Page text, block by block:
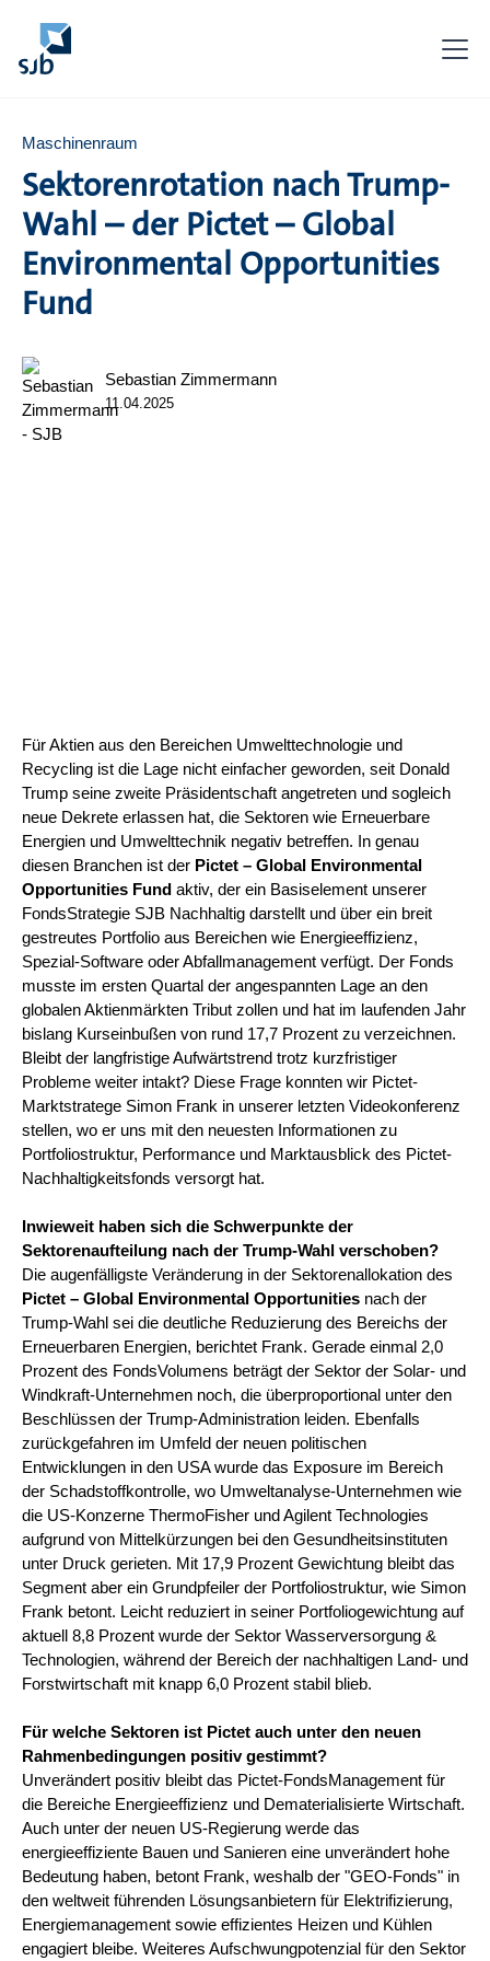
Maschinenraum
Sektorenrotation nach Trump-
Wahl – der Pictet – Global
Environmental Opportunities
Fund
Sebastian Zimmermann
11.04.2025
Für Aktien aus den Bereichen Umwelttechnologie und
Recycling ist die Lage nicht einfacher geworden, seit Donald
Trump seine zweite Präsidentschaft angetreten und sogleich
neue Dekrete erlassen hat, die Sektoren wie Erneuerbare
Energien und Umwelttechnik negativ betreffen. In genau
diesen Branchen ist der Pictet – Global Environmental
Opportunities Fund aktiv, der ein Basiselement unserer
FondsStrategie SJB Nachhaltig darstellt und über ein breit
gestreutes Portfolio aus Bereichen wie Energieeffizienz,
Spezial-Software oder Abfallmanagement verfügt. Der Fonds
musste im ersten Quartal der angespannten Lage an den
globalen Aktienmärkten Tribut zollen und hat im laufenden Jahr
bislang Kurseinbußen von rund 17,7 Prozent zu verzeichnen.
Bleibt der langfristige Aufwärtstrend trotz kurzfristiger
Probleme weiter intakt? Diese Frage konnten wir Pictet-
Marktstratege Simon Frank in unserer letzten Videokonferenz
stellen, wo er uns mit den neuesten Informationen zu
Portfoliostruktur, Performance und Marktausblick des Pictet-
Nachhaltigkeitsfonds versorgt hat.
Inwieweit haben sich die Schwerpunkte der
Sektorenaufteilung nach der Trump-Wahl verschoben?
Die augenfälligste Veränderung in der Sektorenallokation des
Pictet – Global Environmental Opportunities nach der
Trump-Wahl sei die deutliche Reduzierung des Bereichs der
Erneuerbaren Energien, berichtet Frank. Gerade einmal 2,0
Prozent des FondsVolumens beträgt der Sektor der Solar- und
Windkraft-Unternehmen noch, die überproportional unter den
Beschlüssen der Trump-Administration leiden. Ebenfalls
zurückgefahren im Umfeld der neuen politischen
Entwicklungen in den USA wurde das Exposure im Bereich
der Schadstoffkontrolle, wo Umweltanalyse-Unternehmen wie
die US-Konzerne ThermoFisher und Agilent Technologies
aufgrund von Mittelkürzungen bei den Gesundheitsinstituten
unter Druck gerieten. Mit 17,9 Prozent Gewichtung bleibt das
Segment aber ein Grundpfeiler der Portfoliostruktur, wie Simon
Frank betont. Leicht reduziert in seiner Portfoliogewichtung auf
aktuell 8,8 Prozent wurde der Sektor Wasserversorgung &
Technologien, während der Bereich der nachhaltigen Land- und
Forstwirtschaft mit knapp 6,0 Prozent stabil blieb.
Für welche Sektoren ist Pictet auch unter den neuen
Rahmenbedingungen positiv gestimmt?
Unverändert positiv bleibt das Pictet-FondsManagement für
die Bereiche Energieeffizienz und Dematerialisierte Wirtschaft.
Auch unter der neuen US-Regierung werde das
energieeffiziente Bauen und Sanieren eine unverändert hohe
Bedeutung haben, betont Frank, weshalb der "GEO-Fonds" in
den weltweit führenden Lösungsanbietern für Elektrifizierung,
Energiemanagement sowie effizientes Heizen und Kühlen
engagiert bleibe. Weiteres Aufschwungpotenzial für den Sektor